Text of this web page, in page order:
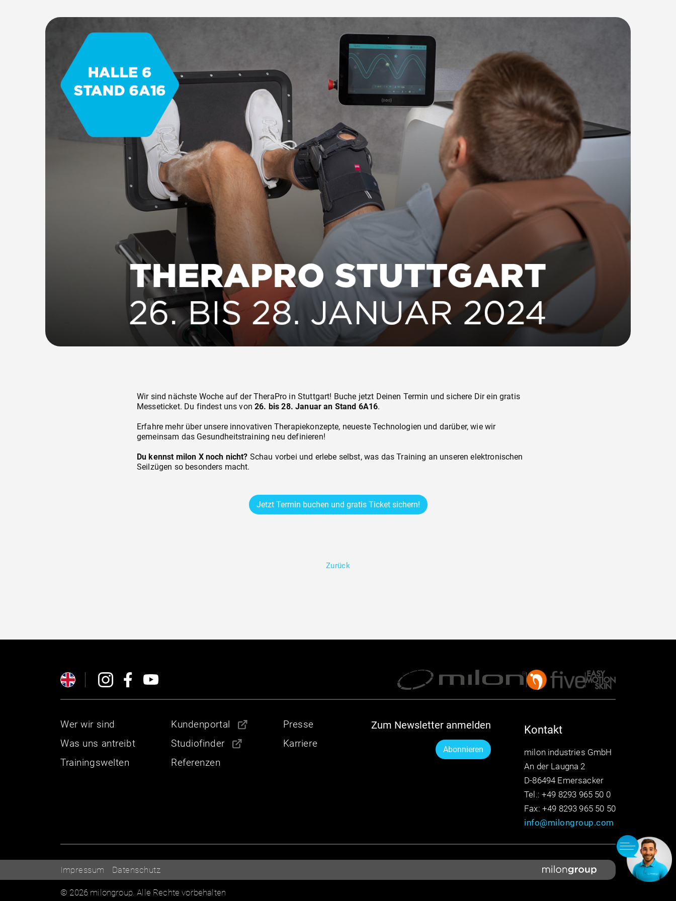
Wir sind nächste Woche auf der TheraPro in Stuttgart! Buche jetzt Deinen Termin und sichere Dir ein gratis
Messeticket. Du findest uns von26. bis 28. Januar an Stand 6A16.
Erfahre mehr über unsere innovativen Therapiekonzepte, neueste Technologien und darüber, wie wir
gemeinsam das Gesundheitstraining neu definieren!
Du kennst milon X noch nicht? Schau vorbei und erlebe selbst, was das Training an unseren elektronischen
Seilzügen so besonders macht.
Jetzt Termin buchen und gratis Ticket sichern!
Zurück
Wer wir sind
Was uns antreibt
Trainingswelten
Kundenportal
Studiofinder
Referenzen
Presse
Karriere
Zum Newsletter anmelden
Abonnieren
Kontakt
milon industries GmbH
An der Laugna 2
D-86494 Emersacker
Tel.: +49 8293 965 50 0
Fax: +49 8293 965 50 50
info@milongroup.com
Impressum Datenschutz
© 2026 milongroup. Alle Rechte vorbehalten